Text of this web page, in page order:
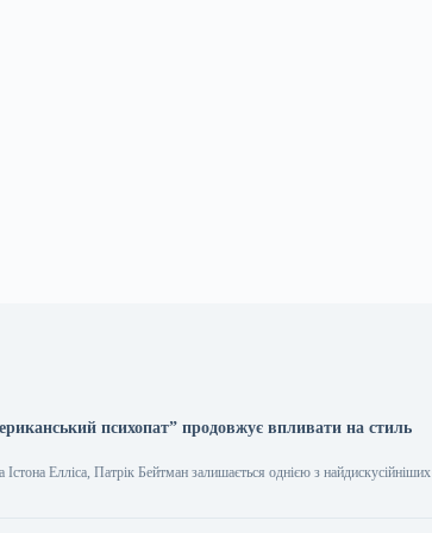
психопат” продовжує впливати на стиль
Елліса, Патрік Бейтман залишається однією з найдискусійніших